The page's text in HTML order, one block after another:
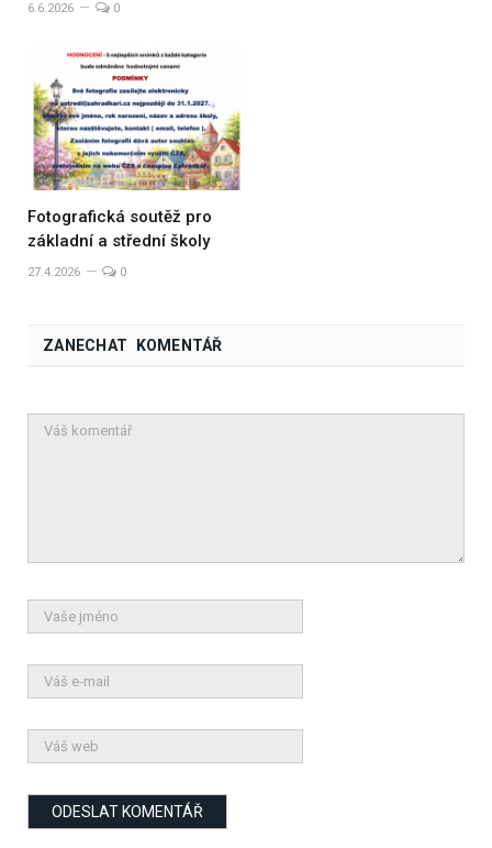
6.6.2026 0
Fotografická soutěž pro
základní a střední školy
27.4.2026 0
ZANECHAT KOMENTÁŘ